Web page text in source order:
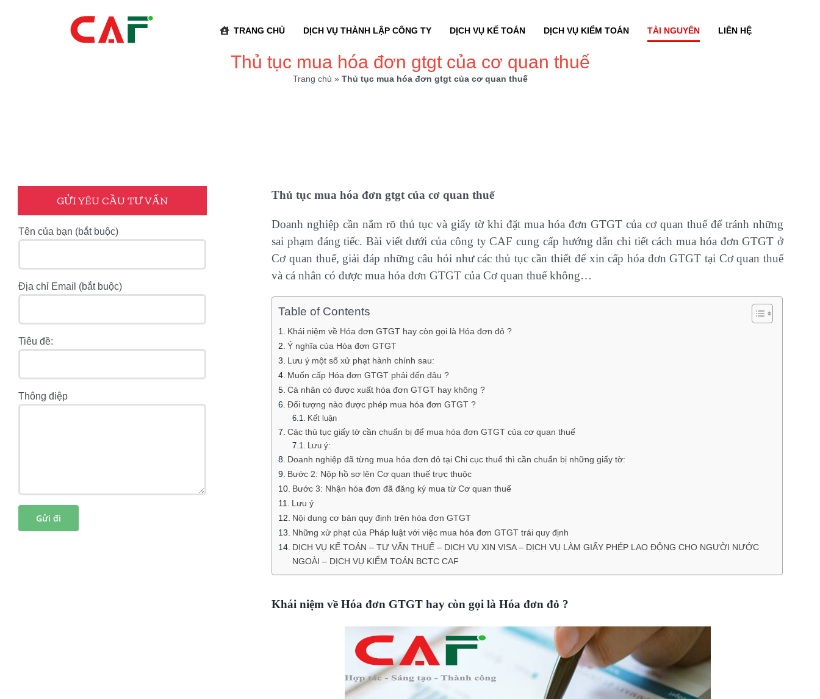
TRANG CHỦ DỊCH VỤ THÀNH LẬP CÔNG TY DỊCH VỤ KẾ TOÁN DỊCH VỤ KIỂM TOÁN TÀI NGUYÊN LIÊN HỆ
Thủ tục mua hóa đơn gtgt của cơ quan thuế
Trang chủ » Thủ tục mua hóa đơn gtgt của cơ quan thuế
Thủ tục mua hóa đơn gtgt của cơ quan thuế
Doanh nghiệp cần nắm rõ thủ tục và giấy tờ khi đặt mua hóa đơn GTGT của cơ quan thuế để tránh những
sai phạm đáng tiếc. Bài viết dưới của công ty CAF cung cấp hướng dẫn chi tiết cách mua hóa đơn GTGT ở
Cơ quan thuế, giải đáp những câu hỏi như các thủ tục cần thiết để xin cấp hóa đơn GTGT tại Cơ quan thuế
và cá nhân có được mua hóa đơn GTGT của Cơ quan thuế không…
Table of Contents
Khái niệm về Hóa đơn GTGT hay còn gọi là Hóa đơn đỏ ?
Ý nghĩa của Hóa đơn GTGT
Lưu ý một số xử phạt hành chính sau:
Muốn cấp Hóa đơn GTGT phải đến đâu ?
Cá nhân có được xuất hóa đơn GTGT hay không ?
Đối tượng nào được phép mua hóa đơn GTGT ?
Kết luận
Các thủ tục giấy tờ cần chuẩn bị để mua hóa đơn GTGT của cơ quan thuế
Lưu ý:
Doanh nghiệp đã từng mua hóa đơn đỏ tại Chi cục thuế thì cần chuẩn bị những giấy tờ:
Bước 2: Nộp hồ sơ lên Cơ quan thuế trực thuộc
Bước 3: Nhận hóa đơn đã đăng ký mua từ Cơ quan thuế
Lưu ý
Nội dung cơ bản quy định trên hóa đơn GTGT
Những xử phạt của Pháp luật với việc mua hóa đơn GTGT trái quy định
DỊCH VỤ KẾ TOÁN – TƯ VẤN THUẾ – DỊCH VỤ XIN VISA – DỊCH VỤ LÀM GIẤY PHÉP LAO ĐỘNG CHO NGƯỜI NƯỚC
NGOÀI – DỊCH VỤ KIỂM TOÁN BCTC CAF
Khái niệm về Hóa đơn GTGT hay còn gọi là Hóa đơn đỏ ?
GỬI YÊU CẦU TƯ VẤN
Tên của bạn (bắt buộc)
Địa chỉ Email (bắt buộc)
Tiêu đề:
Thông điệp